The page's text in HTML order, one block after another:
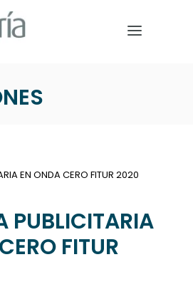
EN ONDA CERO FITUR 2020
PUBLICITARIA
FITUR